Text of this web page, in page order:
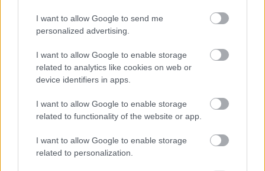
I want to allow Google to send me
personalized advertising.
I want to allow Google to enable storage
related to analytics like cookies on web or
device identifiers in apps.
I want to allow Google to enable storage
related to functionality of the website or app.
I want to allow Google to enable storage
related to personalization.